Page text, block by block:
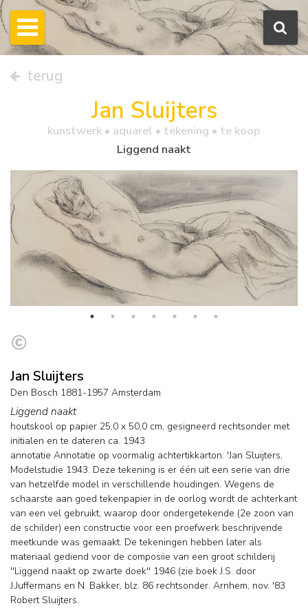
terug
Jan Sluijters
kunstwerk • aquarel • tekening • te koop
Liggend naakt
Jan Sluijters
Den Bosch 1881-1957 Amsterdam
Liggend naakt
houtskool op papier 25,0 x 50,0 cm, gesigneerd rechtsonder met
initialen ente dateren ca. 1943
annotatie Annotatie op voormalig achtertikkarton: 'Jan Sluijters,
Modelstudie 1943. Deze tekening is er één uit een serie van drie
van hetzelfde model in verschillende houdingen. Wegens de
schaarste aan goed tekenpapier in de oorlog wordt de achterkant
van een vel gebruikt, waarop door ondergetekende (2e zoon van
de schilder) een constructie voor een proefwerk beschrijvende
meetkunde was gemaakt. De tekeningen hebben later als
materiaal gediend voor de composiie van een groot schilderij
''Liggend naakt op zwarte doek'' 1946 (zie boek J.S. door
J.Juffermans en N. Bakker, blz. 86 rechtsonder. Arnhem, nov. '83
Robert Sluijters.